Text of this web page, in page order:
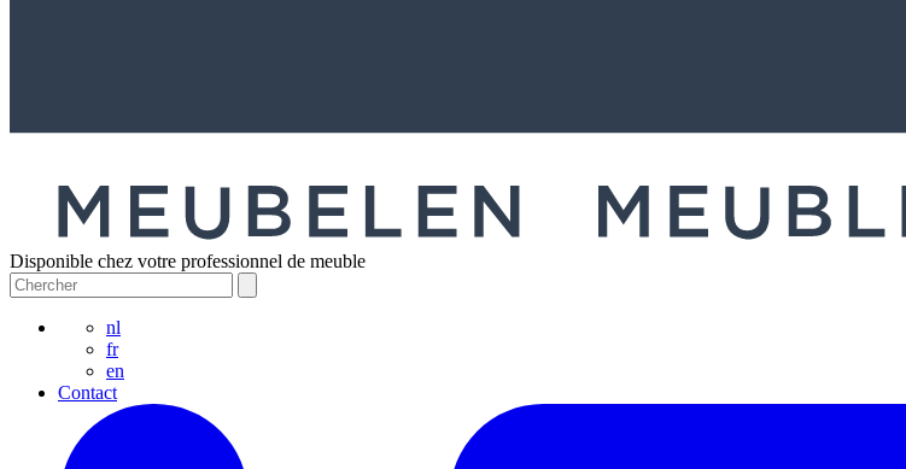
Disponible chez votre professionnel de meuble
nl
fr
en
Contact